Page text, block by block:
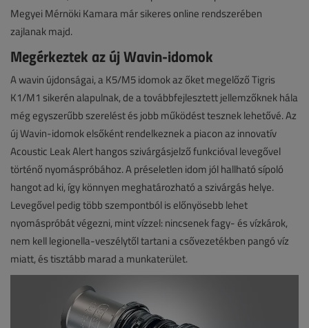
Megyei Mérnöki Kamara már sikeres online rendszerében
zajlanak majd.
Megérkeztek az új Wavin-idomok
A wavin újdonságai, a K5/M5 idomok az őket megelőző Tigris
K1/M1 sikerén alapulnak, de a továbbfejlesztett jellemzőknek hála
még egyszerűbb szerelést és jobb működést tesznek lehetővé. Az
új Wavin-idomok elsőként rendelkeznek a piacon az innovatív
Acoustic Leak Alert hangos szivárgásjelző funkcióval levegővel
történő nyomáspróbához. A préseletlen idom jól hallható sípoló
hangot ad ki, így könnyen meghatározható a szivárgás helye.
Levegővel pedig több szempontból is előnyösebb lehet
nyomáspróbát végezni, mint vízzel: nincsenek fagy- és vízkárok,
nem kell legionella-veszélytől tartani a csővezetékben pangó víz
miatt, és tisztább marad a munkaterület.